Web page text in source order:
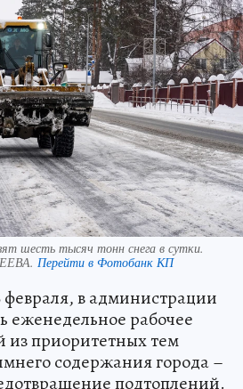
шесть тысяч тонн снега в сутки.
Перейти в Фотобанк КП
в администрации
еженедельное рабочее
приоритетных тем
содержания города –
подтоплений.